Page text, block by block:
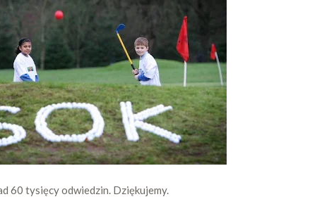
60 tysięcy odwiedzin. Dziękujemy.